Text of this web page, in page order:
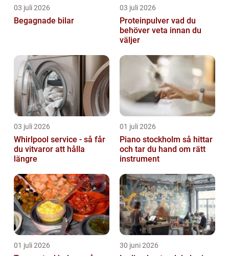
03 juli 2026
Begagnade bilar
03 juli 2026
Proteinpulver vad du
behöver veta innan du
väljer
03 juli 2026
Whirlpool service - så får
du vitvaror att hålla
längre
01 juli 2026
Piano stockholm så hittar
och tar du hand om rätt
instrument
01 juli 2026 30 juni 2026